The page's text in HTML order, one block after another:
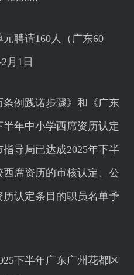
聘请160人（广东60
月1日
例践诺步骤》和《广东
年中小学西席资历认定
导局已达成2025年下半
席资历的审核认定、公
认定条目的职员名单予
下半年广东广州花都区